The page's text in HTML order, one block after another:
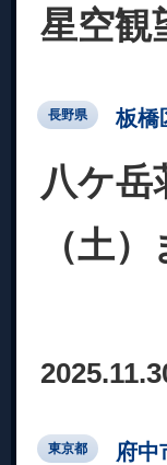
星空観
長野県 板橋
八ケ
（土
東京都 府中